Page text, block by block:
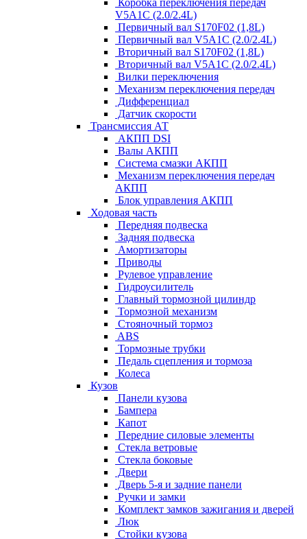
Коробка переключения передач
V5A1C (2.0/2.4L)
Первичный вал S170F02 (1,8L)
Первичный вал V5A1C (2.0/2.4L)
Вторичный вал S170F02 (1,8L)
Вторичный вал V5A1C (2.0/2.4L)
Вилки переключения
Механизм переключения передач
Дифференциал
Датчик скорости
Трансмиссия АТ
АКПП DSI
Валы АКПП
Система смазки АКПП
Механизм переключения передач
АКПП
Блок управления АКПП
Ходовая часть
Передняя подвеска
Задняя подвеска
Амортизаторы
Приводы
Рулевое управление
Гидроусилитель
Главный тормозной цилиндр
Тормозной механизм
Стояночный тормоз
ABS
Тормозные трубки
Педаль сцепления и тормоза
Колеса
Кузов
Панели кузова
Бампера
Капот
Передние силовые элементы
Стекла ветровые
Стекла боковые
Двери
Дверь 5-я и задние панели
Ручки и замки
Комплект замков зажигания и дверей
Люк
Стойки кузова